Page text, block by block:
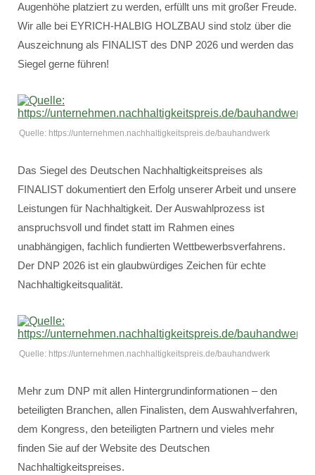
Augenhöhe platziert zu werden, erfüllt uns mit großer Freude.
Wir alle bei EYRICH-HALBIG HOLZBAU sind stolz über die
Auszeichnung als FINALIST des DNP 2026 und werden das
Siegel gerne führen!
Quelle: https://unternehmen.nachhaltigkeitspreis.de/bauhandwerk
Das Siegel des Deutschen Nachhaltigkeitspreises als
FINALIST dokumentiert den Erfolg unserer Arbeit und unsere
Leistungen für Nachhaltigkeit. Der Auswahlprozess ist
anspruchsvoll und findet statt im Rahmen eines
unabhängigen, fachlich fundierten Wettbewerbsverfahrens.
Der DNP 2026 ist ein glaubwürdiges Zeichen für echte
Nachhaltigkeitsqualität.
Quelle: https://unternehmen.nachhaltigkeitspreis.de/bauhandwerk
Mehr zum DNP mit allen Hintergrundinformationen – den
beteiligten Branchen, allen Finalisten, dem Auswahlverfahren,
dem Kongress, den beteiligten Partnern und vieles mehr
finden Sie auf der Website des Deutschen
Nachhaltigkeitspreises.